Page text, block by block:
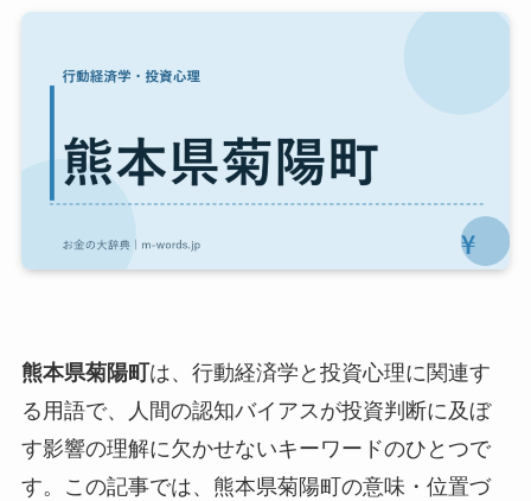
熊本県菊陽町 は、行動経済学と投資心理に関連す
る用語で、人間の認知バイアスが投資判断に及ぼ
す影響の理解に欠かせないキーワードのひとつで
す。この記事では、熊本県菊陽町の意味・位置づ